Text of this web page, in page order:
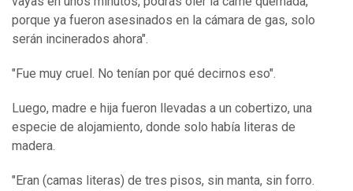
porque ya fueron asesinados en la cámara de gas, solo
serán incinerados ahora".
"Fue muy cruel. No tenían por qué decirnos eso".
Luego, madre e hija fueron llevadas a un cobertizo, una
especie de alojamiento, donde solo había literas de
madera.
"Eran (camas literas) de tres pisos, sin manta, sin forro.